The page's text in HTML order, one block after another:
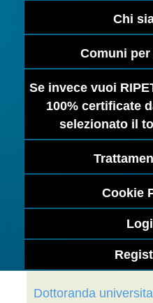
Chi
Comuni
Se invece vuoi
100% certificate
selezionato il
Cookie
Dottoranda